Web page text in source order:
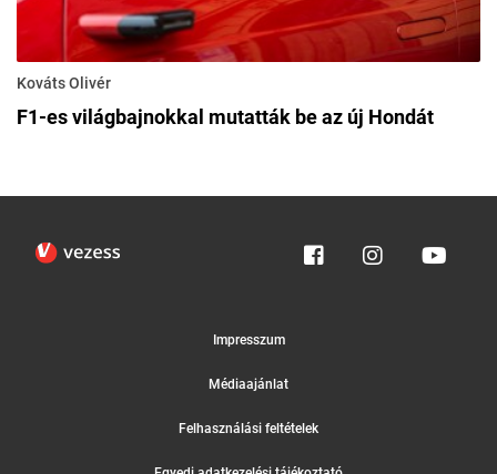
Kováts Olivér
F1-es világbajnokkal mutatták be az új Hondát
Impresszum
Médiaajánlat
Felhasználási feltételek